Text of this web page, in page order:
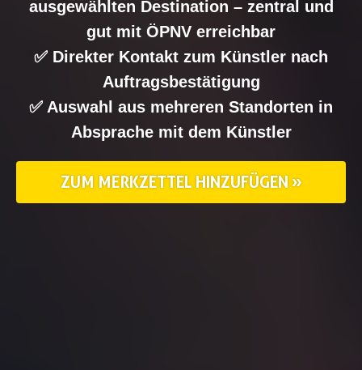
ausgewählten Destination – zentral und
gut mit ÖPNV erreichbar
✅ Direkter Kontakt zum Künstler nach
Auftragsbestätigung
✅ Auswahl aus mehreren Standorten in
Absprache mit dem Künstler
ZUM MERKZETTEL HINZUFÜGEN »